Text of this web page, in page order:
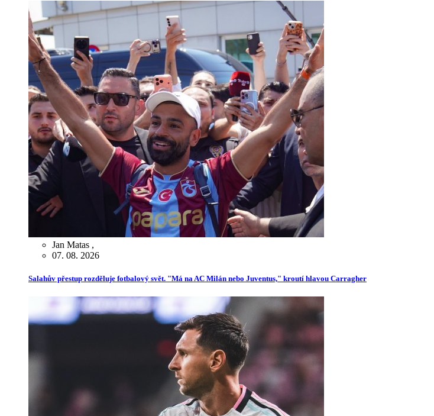
Jan Matas ,
07. 08. 2026
Salahův přestup rozděluje fotbalový svět. "Má na AC Milán nebo Juventus," kroutí hlavou Carragher